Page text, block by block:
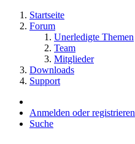
Startseite
Forum
Unerledigte Themen
Team
Mitglieder
Downloads
Support
Anmelden oder registrieren
Suche